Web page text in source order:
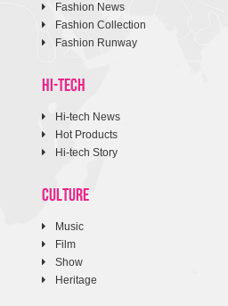
Fashion News
Fashion Collection
Fashion Runway
HI-TECH
Hi-tech News
Hot Products
Hi-tech Story
CULTURE
Music
Film
Show
Heritage